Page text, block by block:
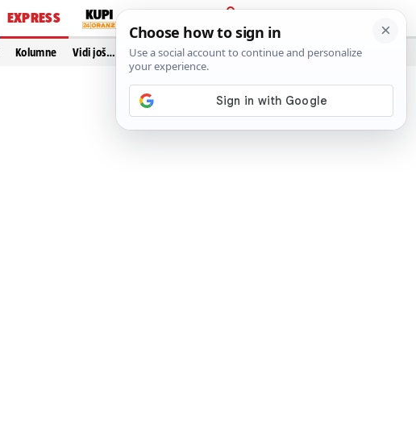
EXPRESS
PRIJAVA
Kolumne Vidi još…